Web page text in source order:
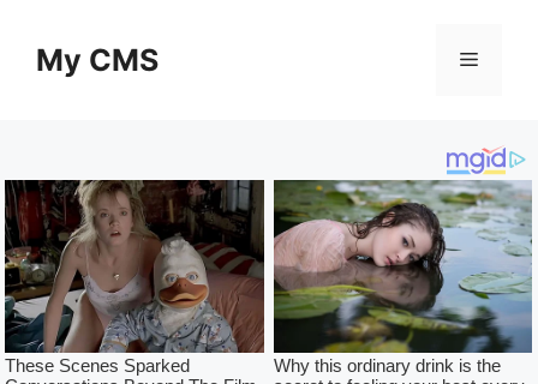
contentMy CMS Menu